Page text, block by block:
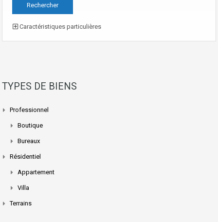
Caractéristiques particulières
TYPES DE BIENS
Professionnel
Boutique
Bureaux
Résidentiel
Appartement
Villa
Terrains